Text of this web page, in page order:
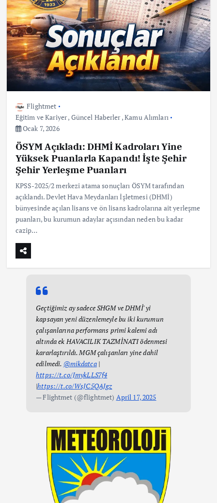
Flightmet
Eğitim ve Kariyer, Güncel Haberler,Kamu Alımları
Ocak 7, 2026
ÖSYM Açıkladı: DHMİ Kadroları Yine
Yüksek Puanlarla Kapandı! İşte Şehir
Şehir Yerleşme Puanları
KPSS-2025/2 merkezi atama sonuçları ÖSYM tarafından
açıklandı. Devlet Hava Meydanları İşletmesi (DHMİ)
bünyesinde açılan lisans ve ön lisans kadrolarına ait yerleşme
puanları, bu kurumun adaylar açısından neden bu kadar
cazip…
Geçtiğimiz ay sadece SHGM ve DHMİ' yi
kapsayan yeni düzenlemeyle bu iki kurumun
çalışanlarına performans primi kalemi adı
altında ek HAVACILIK TAZMİNATI ödenmesi
kararlaştırıldı. MGM çalışanları yine dahil
edilmedi. @mikdatca|
https://t.co/JmykLLS7f4
|https://t.co/WsJC5QAJgz
— Flightmet (@flightmet) April 17, 2025